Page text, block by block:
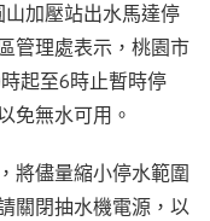
山加壓站出水馬達停
管理處表示，桃園市
起至6時止暫時停
免無水可用。
將儘量縮小停水範圍
關閉抽水機電源，以